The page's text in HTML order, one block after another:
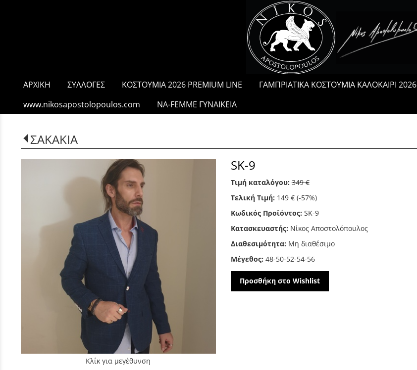
ΑΡΧΙΚΗ ΣΥΛΛΟΓΕΣ ΚΟΣΤΟΥΜΙΑ 2026 PREMIUM LINE ΓΑΜΠΡΙΑΤΙΚΑ ΚΟΣΤΟΥΜΙΑ ΚΑΛΟΚΑΙΡΙ 2026
www.nikosapostolopoulos.com
NA-FEMME ΓΥΝΑΙΚΕΙΑ
ΣΑΚΑΚΙΑ
Κλίκ για μεγέθυνση
SK-9
Τιμή καταλόγου: 349 €
Τελική Τιμή: 149 € (-57%)
Κωδικός Προϊόντος: SK-9
Κατασκευαστής: Νίκος Αποστολόπουλος
Διαθεσιμότητα: Μη διαθέσιμο
Μέγεθος: 48-50-52-54-56
Προσθήκη στο Wishlist